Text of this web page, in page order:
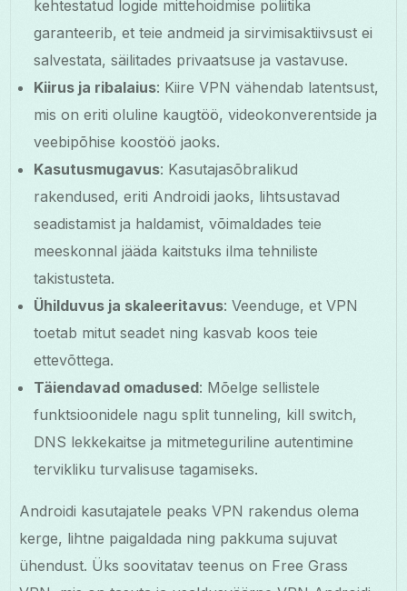
kehtestatud logide mittehoidmise poliitika
garanteerib, et teie andmeid ja sirvimisaktiivsust ei
salvestata, säilitades privaatsuse ja vastavuse.
Kiirus ja ribalaius: Kiire VPN vähendab latentsust,
mis on eriti oluline kaugtöö, videokonverentside ja
veebipõhise koostöö jaoks.
Kasutusmugavus: Kasutajasõbralikud
rakendused, eriti Androidi jaoks, lihtsustavad
seadistamist ja haldamist, võimaldades teie
meeskonnal jääda kaitstuks ilma tehniliste
takistusteta.
Ühilduvus ja skaleeritavus: Veenduge, et VPN
toetab mitut seadet ning kasvab koos teie
ettevõttega.
Täiendavad omadused: Mõelge sellistele
funktsioonidele nagu split tunneling, kill switch,
DNS lekkekaitse ja mitmeteguriline autentimine
tervikliku turvalisuse tagamiseks.
Androidi kasutajatele peaks VPN rakendus olema
kerge, lihtne paigaldada ning pakkuma sujuvat
ühendust. Üks soovitatav teenus on Free Grass